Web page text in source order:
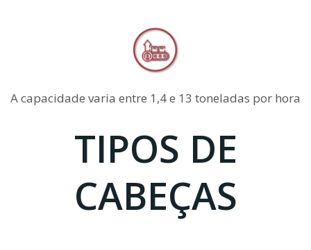
A capacidade varia entre 1,4 e 13 toneladas por hora
TIPOS DE
CABEÇAS